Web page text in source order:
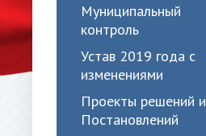
Муниципальный
контроль
Устав 2019 года с
изменениями
Проекты решений и
Постановлений